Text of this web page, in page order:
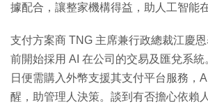
據配合，讓整家機構得益，助人工智能
支付方案商 TNG 主席兼行政總裁江慶
前開始採用 AI 在公司的交易及匯兌系
日便需購入外幣支援其支付平台服務，
醒，助管理人決策。談到有否擔心依賴